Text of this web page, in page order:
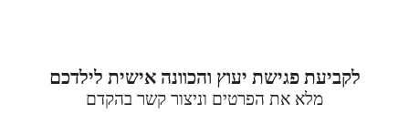
לקביעת פגישת יעוץ והכוונה אישית לילדכם
מלא את הפרטים וניצור קשר בהקדם